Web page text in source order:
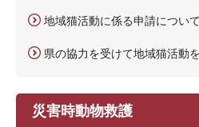
地域猫活動に係る申請について
県の協力を受けて地域猫活動
災害時動物救護